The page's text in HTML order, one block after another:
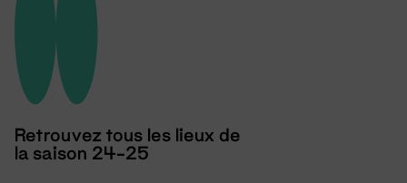
Retrouvez tous les lieux de
la saison 24-25